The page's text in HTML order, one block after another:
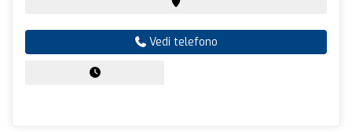
Vedi telefono